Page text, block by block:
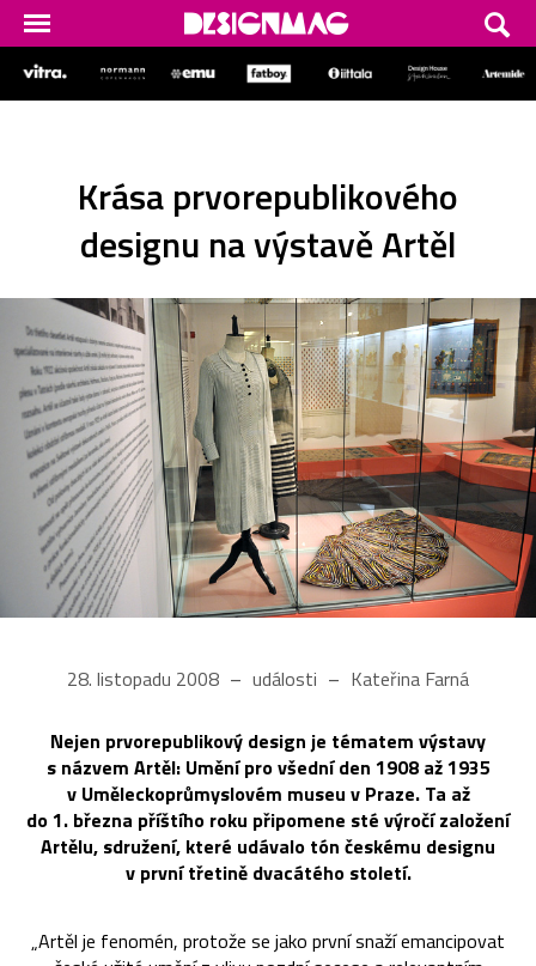
Krása prvorepublikového
designu na výstavě Artěl
28. listopadu 2008 události Kateřina Farná
Nejen prvorepublikový design je tématem výstavy
s názvem Artěl: Umění pro všední den 1908 až 1935
v Uměleckoprůmyslovém museu v Praze. Ta až
do 1. března příštího roku připomene sté výročí založení
Artělu, sdružení, které udávalo tón českému designu
v první třetině dvacátého století.
„Artěl je fenomén, protože se jako první snaží emancipovat